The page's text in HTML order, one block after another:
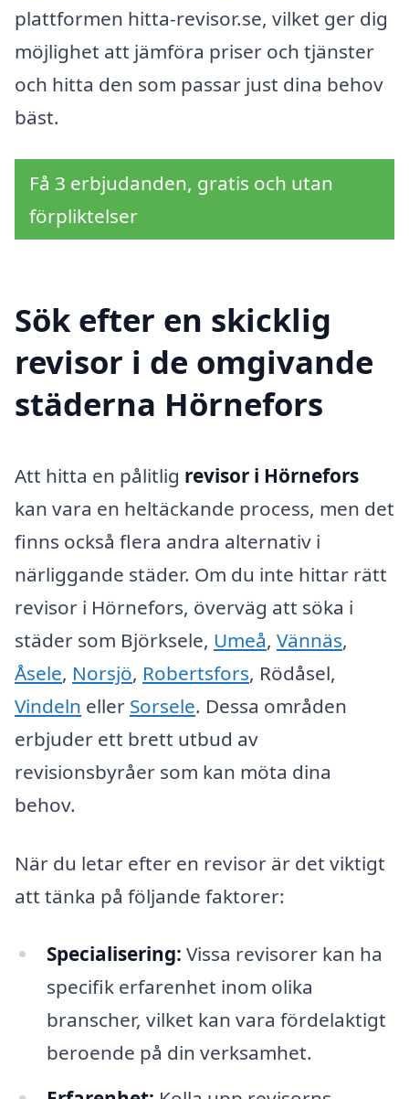
plattformen hitta-revisor.se, vilket ger dig
möjlighet att jämföra priser och tjänster
och hitta den som passar just dina behov
bäst.
Få 3 erbjudanden, gratis och utan
förpliktelser
Sök efter en skicklig
revisor i de omgivande
städerna Hörnefors
Att hitta en pålitlig revisor i Hörnefors
kan vara en heltäckande process, men det
finns också flera andra alternativ i
närliggande städer. Om du inte hittar rätt
revisor i Hörnefors, överväg att söka i
städer som Björksele, Umeå, Vännäs,
Åsele, Norsjö, Robertsfors, Rödåsel,
Vindeln eller Sorsele. Dessa områden
erbjuder ett brett utbud av
revisionsbyråer som kan möta dina
behov.
När du letar efter en revisor är det viktigt
att tänka på följande faktorer:
Specialisering: Vissa revisorer kan ha
specifik erfarenhet inom olika
branscher, vilket kan vara fördelaktigt
beroende på din verksamhet.